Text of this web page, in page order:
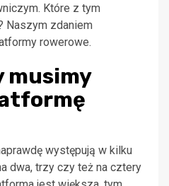
Które z tym
Naszym zdaniem
rowerowe.
musimy
występują w kilku
dwa, trzy czy też na cztery